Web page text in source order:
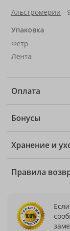
Альстромерии -
Упаковка
Фетр
Лента
Оплата
Бонусы
Хранение и
Правила